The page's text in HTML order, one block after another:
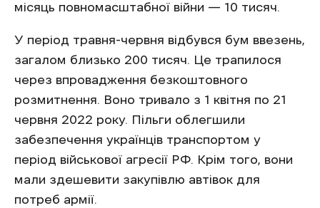
місяць повномасштабної війни — 10 тисяч.
У період травня-червня відбувся бум ввезень,
загалом близько 200 тисяч. Це трапилося
через впровадження безкоштовного
розмитнення. Воно тривало з 1 квітня по 21
червня 2022 року. Пільги облегшили
забезпечення українців транспортом у
період військової агресії РФ. Крім того, вони
мали здешевити закупівлю автівок для
потреб армії.